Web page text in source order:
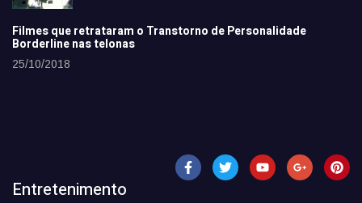
Filmes que retrataram o Transtorno de Personalidade
Borderline nas telonas
25/10/2018
Entretenimento